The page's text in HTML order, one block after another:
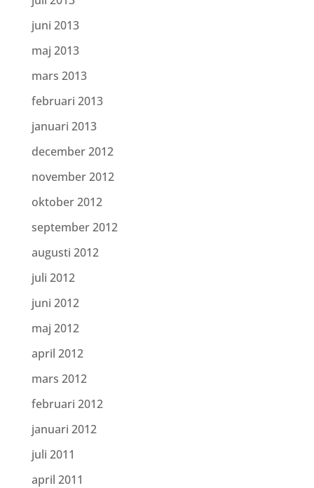
juni 2013
maj 2013
mars 2013
februari 2013
januari 2013
december 2012
november 2012
oktober 2012
september 2012
augusti 2012
juli 2012
juni 2012
maj 2012
april 2012
mars 2012
februari 2012
januari 2012
juli 2011
april 2011